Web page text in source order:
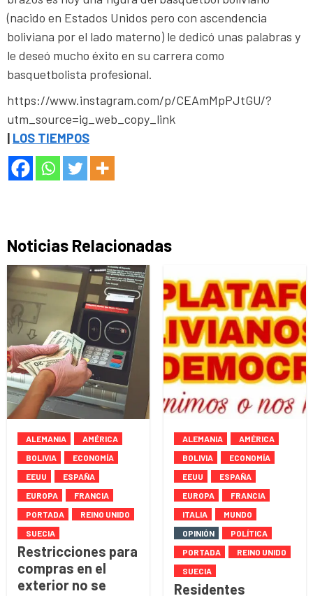
(nacido en Estados Unidos pero con ascendencia
boliviana por el lado materno) le dedicó unas palabras y
le deseó mucho éxito en su carrera como
basquetbolista profesional.
https://www.instagram.com/p/CEAmMpPJtGU/?
utm_source=ig_web_copy_link
| LOS TIEMPOS
Noticias Relacionadas
ALEMANIA
AMÉRICA
BOLIVIA
ECONOMÍA
EEUU
ESPAÑA
EUROPA
FRANCIA
PORTADA
REINO UNIDO
SUECIA
Restricciones para
compras en el
exterior no se
ALEMANIA
AMÉRICA
BOLIVIA
ECONOMÍA
EEUU
ESPAÑA
EUROPA
FRANCIA
ITALIA
MUNDO
OPINIÓN
POLÍTICA
PORTADA
REINO UNIDO
SUECIA
Residentes